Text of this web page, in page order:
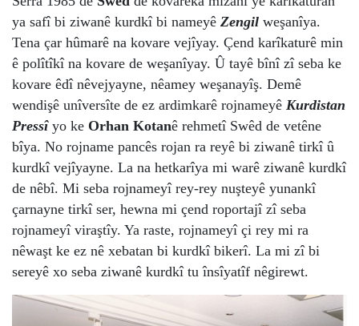
ya safî bi ziwanê kurdkî bi nameyê Zengil weşanîya.
Tena çar hûmarê na kovare vejîyay. Çend karîkaturê min
ê polîtîkî na kovare de weşanîyay. Û tayê bînî zî seba ke
kovare êdî nêvejyayne, nêamey weşanayîş. Demê
wendişê unîversîte de ez ardimkarê rojnameyê Kurdistan
Pressîyo ke Orhan Kotanê rehmetî Swêd de vetêne
bîya. No rojname pancês rojan ra reyê bi ziwanê tirkî û
kurdkî vejîyayne. La na hetkarîya mi warê ziwanê kurdkî
de nêbî. Mi seba rojnameyî rey-rey nuşteyê yunankî
çarnayne tirkî ser, hewna mi çend roportajî zî seba
rojnameyî viraştîy. Ya raste, rojnameyî çi rey mi ra
nêwaşt ke ez nê xebatan bi kurdkî bikerî. La mi zî bi
sereyê xo seba ziwanê kurdkî tu însîyatîf nêgirewt.